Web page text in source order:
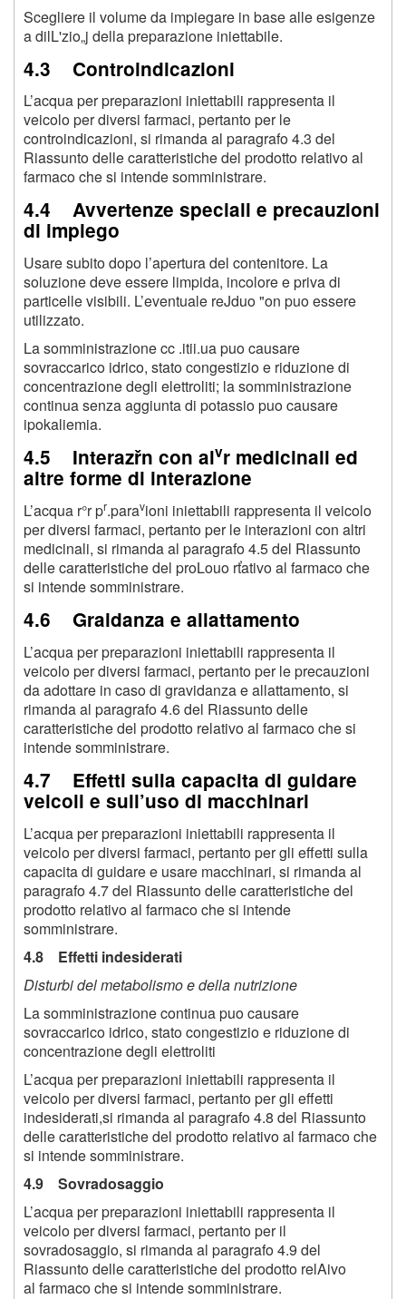
Scegliere il volume da impiegare in base alle esigenze
a dilL'zio„j della preparazione iniettabile.
4.3 Controindicazioni
L’acqua per preparazioni iniettabili rappresenta il
veicolo per diversi farmaci, pertanto per le
controindicazioni, si rimanda al paragrafo 4.3 del
Riassunto delle caratteristiche del prodotto relativo al
farmaco che si intende somministrare.
4.4 Avvertenze speciali e precauzioni
di impiego
Usare subito dopo l’apertura del contenitore. La
soluzione deve essere limpida, incolore e priva di
particelle visibili. L’eventuale reJduo "on puo essere
utilizzato.
La somministrazione cc .itii.ua puo causare
sovraccarico idrico, stato congestizio e riduzione di
concentrazione degli elettroliti; la somministrazione
continua senza aggiunta di potassio puo causare
ipokaliemia.
4.5 Interazřn con alvr medicinali ed
altre forme di interazione
L’acqua r°r pr.paravioni iniettabili rappresenta il veicolo
per diversi farmaci, pertanto per le interazioni con altri
medicinali, si rimanda al paragrafo 4.5 del Riassunto
delle caratteristiche del proLouo rťativo al farmaco che
si intende somministrare.
4.6 Graidanza e allattamento
L’acqua per preparazioni iniettabili rappresenta il
veicolo per diversi farmaci, pertanto per le precauzioni
da adottare in caso di gravidanza e allattamento, si
rimanda al paragrafo 4.6 del Riassunto delle
caratteristiche del prodotto relativo al farmaco che si
intende somministrare.
4.7 Effetti sulla capacita di guidare
veicoli e sull’uso di macchinari
L’acqua per preparazioni iniettabili rappresenta il
veicolo per diversi farmaci, pertanto per gli effetti sulla
capacita di guidare e usare macchinari, si rimanda al
paragrafo 4.7 del Riassunto delle caratteristiche del
prodotto relativo al farmaco che si intende
somministrare.
4.8 Effetti indesiderati
Disturbi del metabolismo e della nutrizione
La somministrazione continua puo causare
sovraccarico idrico, stato congestizio e riduzione di
concentrazione degli elettroliti
L’acqua per preparazioni iniettabili rappresenta il
veicolo per diversi farmaci, pertanto per gli effetti
indesiderati,si rimanda al paragrafo 4.8 del Riassunto
delle caratteristiche del prodotto relativo al farmaco che
si intende somministrare.
4.9 Sovradosaggio
L’acqua per preparazioni iniettabili rappresenta il
veicolo per diversi farmaci, pertanto per il
sovradosaggio, si rimanda al paragrafo 4.9 del
Riassunto delle caratteristiche del prodotto relAivo
al farmaco che si intende somministrare.